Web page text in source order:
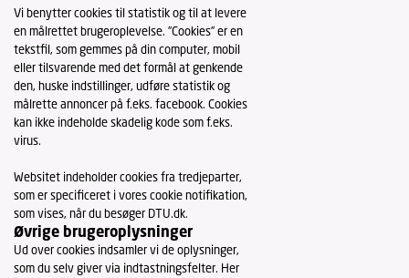
Vi benytter cookies til statistik og til at levere
en målrettet brugeroplevelse. ”Cookies” er en
tekstfil, som gemmes på din computer, mobil
eller tilsvarende med det formål at genkende
den, huske indstillinger, udføre statistik og
målrette annoncer på f.eks. facebook. Cookies
kan ikke indeholde skadelig kode som f.eks.
virus.
Websitet indeholder cookies fra tredjeparter,
som er specificeret i vores cookie notifikation,
som vises, når du besøger DTU.dk.
Øvrige brugeroplysninger
Ud over cookies indsamler vi de oplysninger,
som du selv giver via indtastningsfelter. Her